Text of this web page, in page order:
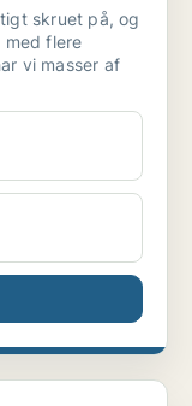
skruet på, og
flere
vi masser af